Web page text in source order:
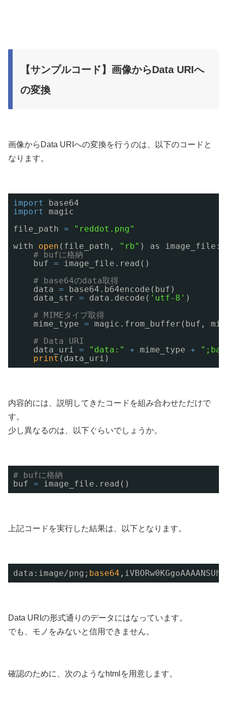
【サンプルコード】画像からData URIへ
の変換
画像からData URIへの変換を行うのは、以下のコードと
なります。
import
base64
import
magic
file_path =
"reddot.png"
with open (file_path, "rb" ) as image_file:
# bufに格納
buf =
image_file.read()
# base64のdata取得
data =
base64.b64encode(buf)
data_str = data.decode( 'utf-8' )
# MIMEタイプ取得
mime_type =
magic.from_buffer(buf,
# Data URI
data_uri = "data:" + mime_type +
print (data_uri)
内容的には、説明してきたコードを組み合わせただけで
す。
少し異なるのは、以下ぐらいでしょうか。
# bufに格納
buf = image_file.read()
上記コードを実行した結果は、以下となります。
data:image/png ; base64
Data URIの形式通りのデータにはなっています。
でも、モノをみないと信用できません。
確認のために、次のようなhtmlを用意します。